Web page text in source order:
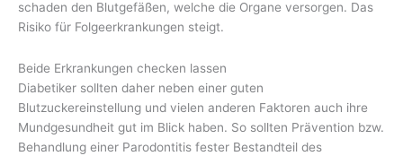
schaden den Blutgefäßen, welche die Organe versorgen. Das
Risiko für Folgeerkrankungen steigt.
Beide Erkrankungen checken lassen
Diabetiker sollten daher neben einer guten
Blutzuckereinstellung und vielen anderen Faktoren auch ihre
Mundgesundheit gut im Blick haben. So sollten Prävention bzw.
Behandlung einer Parodontitis fester Bestandteil des